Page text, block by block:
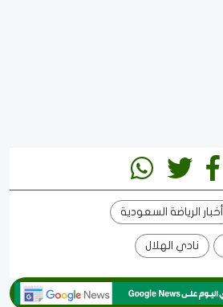
أخبار الرياضة السعودية
نادي الهلال